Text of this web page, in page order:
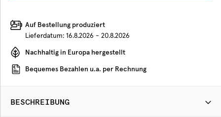
Auf Bestellung produziert
Lieferdatum: 16.8.2026 - 20.8.2026
Nachhaltig in Europa hergestellt
Bequemes Bezahlen u.a. per Rechnung
BESCHREIBUNG